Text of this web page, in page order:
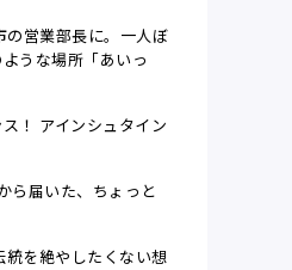
の営業部長に。一人ぼ
うな場所「あいっ
！ アインシュタイン
ら届いた、ちょっと
を絶やしたくない想